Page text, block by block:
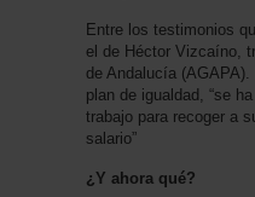
Entre los testimonios
el de Héctor Vizcaíno,
de Andalucía
plan de igualdad, “se
trabajo para recoger a
salario”
¿Y ahora qué?